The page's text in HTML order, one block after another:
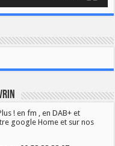
! en fm , en DAB+ et
google Home et sur nos